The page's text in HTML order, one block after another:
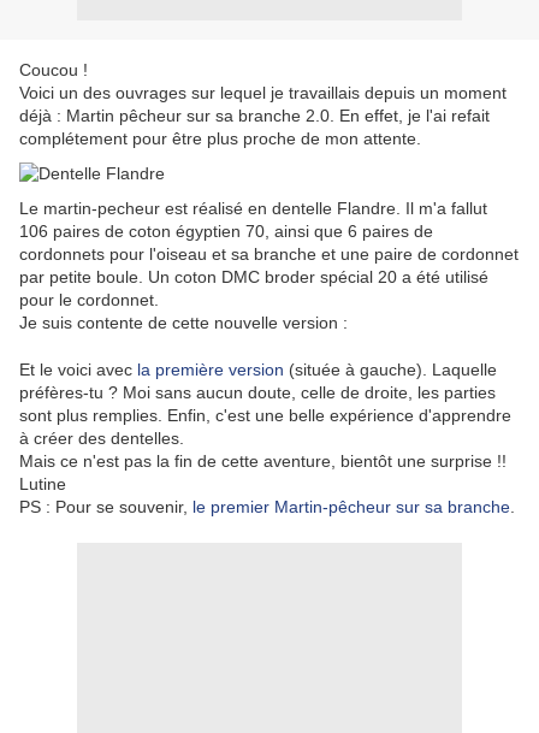
Coucou !
Voici un des ouvrages sur lequel je travaillais depuis un moment
déjà : Martin pêcheur sur sa branche 2.0. En effet, je l'ai refait
complétement pour être plus proche de mon attente.
Le martin-pecheur est réalisé en dentelle Flandre. Il m'a fallut
106 paires de coton égyptien 70, ainsi que 6 paires de
cordonnets pour l'oiseau et sa branche et une paire de cordonnet
par petite boule. Un coton DMC broder spécial 20 a été utilisé
pour le cordonnet.
Je suis contente de cette nouvelle version :
Et le voici avec la première version (située à gauche). Laquelle
préfères-tu ? Moi sans aucun doute, celle de droite, les parties
sont plus remplies. Enfin, c'est une belle expérience d'apprendre
à créer des dentelles.
Mais ce n'est pas la fin de cette aventure, bientôt une surprise !!
Lutine
PS : Pour se souvenir, le premier Martin-pêcheur sur sa branche